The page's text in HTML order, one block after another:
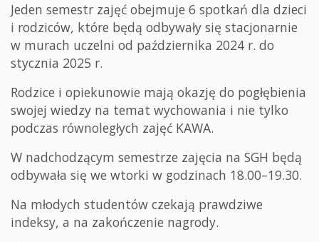
Jeden semestr zajęć obejmuje 6 spotkań dla dzieci
i rodziców, które będą odbywały się stacjonarnie
w murach uczelni od października 2024 r. do
stycznia 2025 r.
Rodzice i opiekunowie mają okazję do pogłębienia
swojej wiedzy na temat wychowania i nie tylko
podczas równoległych zajęć KAWA.
W nadchodzącym semestrze zajęcia na SGH będą
odbywała się we wtorki w godzinach 18.00–19.30.
Na młodych studentów czekają prawdziwe
indeksy, a na zakończenie nagrody.